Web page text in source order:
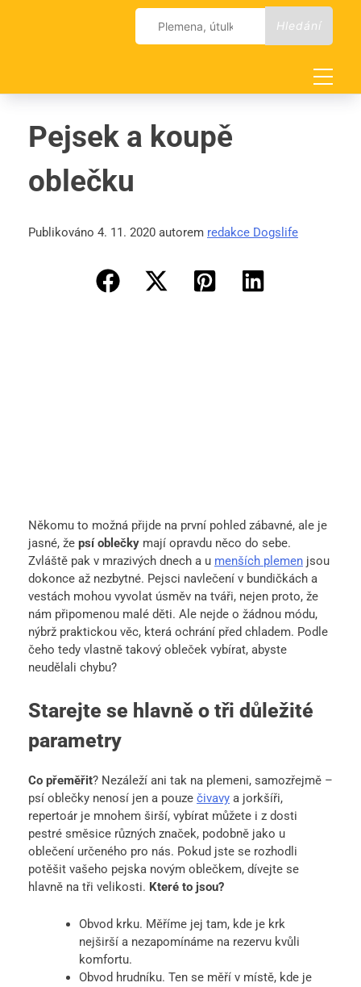
Vyhledávání
Pejsek a koupě
oblečku
Publikováno 4. 11. 2020 autorem redakce Dogslife
Někomu to možná přijde na první pohled zábavné, ale je
jasné, že psí oblečky mají opravdu něco do sebe.
Zvláště pak v mrazivých dnech a u menších plemen jsou
dokonce až nezbytné. Pejsci navlečení v bundičkách a
vestách mohou vyvolat úsměv na tváři, nejen proto, že
nám připomenou malé děti. Ale nejde o žádnou módu,
nýbrž praktickou věc, která ochrání před chladem. Podle
čeho tedy vlastně takový obleček vybírat, abyste
neudělali chybu?
Starejte se hlavně o tři důležité
parametry
Co přeměřit? Nezáleží ani tak na plemeni, samozřejmě –
psí oblečky nenosí jen a pouze čivavy a jorkšíři,
repertoár je mnohem širší, vybírat můžete i z dosti
pestré směsice různých značek, podobně jako u
oblečení určeného pro nás. Pokud jste se rozhodli
potěšit vašeho pejska novým oblečkem, dívejte se
hlavně na tři velikosti. Které to jsou?
Obvod krku. Měříme jej tam, kde je krk
nejširší a nezapomínáme na rezervu kvůli
komfortu.
Obvod hrudníku. Ten se měří v místě, kde je